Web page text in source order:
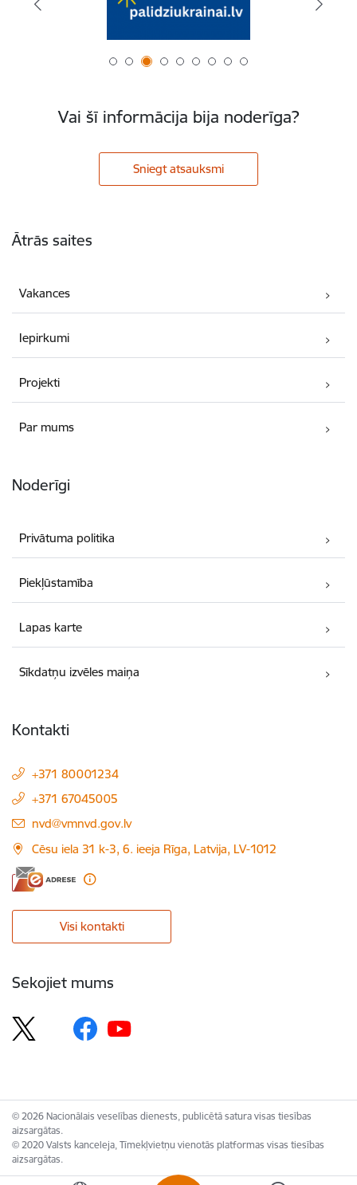
Vai šī informācija bija noderīga?
Sniegt atsauksmi
Ātrās saites
Vakances
Iepirkumi
Projekti
Par mums
Noderīgi
Privātuma politika
Piekļūstamība
Lapas karte
Sīkdatņu izvēles maiņa
Kontakti
+371 80001234
+371 67045005
E-pasts:
nvd@vmnvd.gov.lv
Cēsu iela 31 k-3, 6. ieeja Rīga, Latvija, LV-1012
Visi kontakti
Sekojiet mums
© 2026 Nacionālais veselības dienests, publicētā satura visas tiesības
aizsargātas.
© 2020 Valsts kanceleja, Tīmekļvietņu vienotās platformas visas tiesības
aizsargātas.